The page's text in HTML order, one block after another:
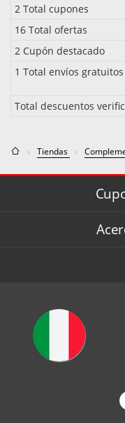
2 Total cupones
16 Total ofertas
2 Cupón destacado
1 Total envíos gratuitos
Total descuentos
Tiendas